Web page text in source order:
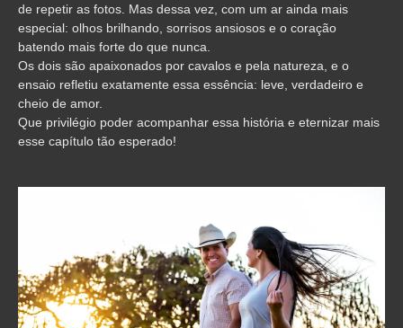
de repetir as fotos. Mas dessa vez, com um ar ainda mais
especial: olhos brilhando, sorrisos ansiosos e o coração
batendo mais forte do que nunca.
Os dois são apaixonados por cavalos e pela natureza, e o
ensaio refletiu exatamente essa essência: leve, verdadeiro e
cheio de amor.
Que privilégio poder acompanhar essa história e eternizar mais
esse capítulo tão esperado!